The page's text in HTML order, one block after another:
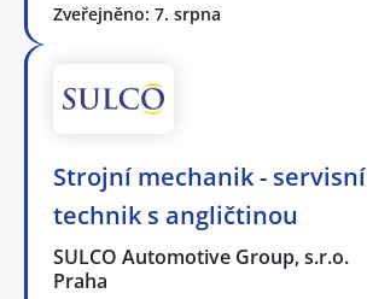
Zveřejněno: 7. srpna
Strojní mechanik - servisní
technik s angličtinou
SULCO Automotive Group, s.r.o.
Praha